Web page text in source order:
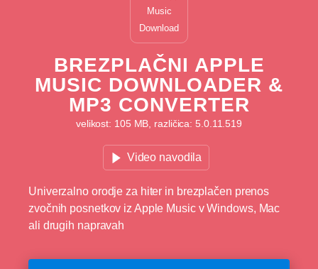
BREZPLAČNI APPLE
MUSIC DOWNLOADER &
MP3 CONVERTER
velikost: 105 MB, različica: 5.0.11.519
Video navodila
Univerzalno orodje za hiter in brezplačen prenos
zvočnih posnetkov iz Apple Music v Windows, Mac
ali drugih napravah